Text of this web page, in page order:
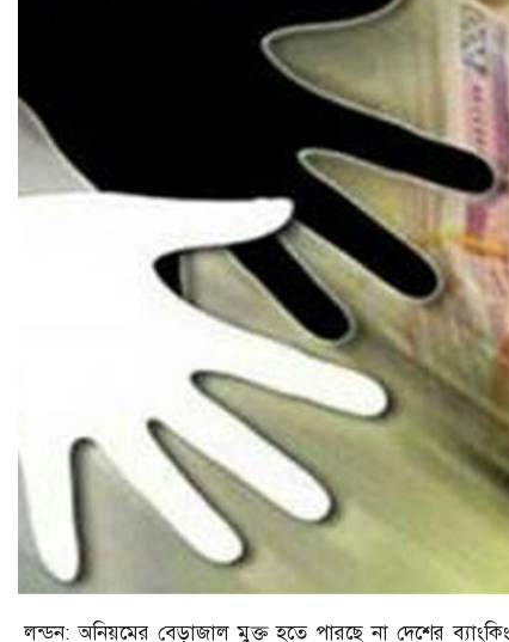
লন্ডন: অনিয়মের বেড়াজাল মুক্ত হতে পারছে না দেশের